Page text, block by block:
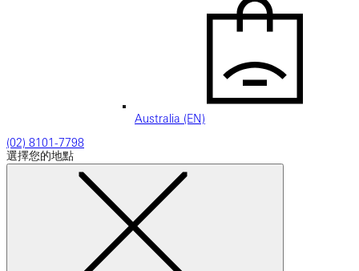
Australia (EN)
(02) 8101-7798
選擇您的地點